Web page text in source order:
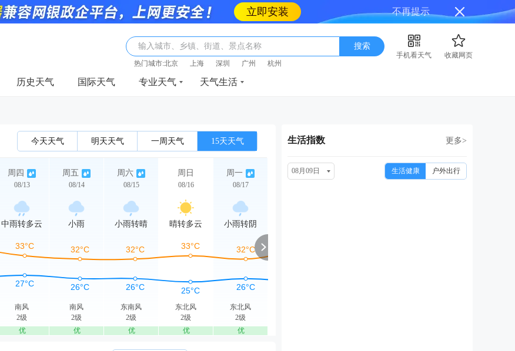
立即安装 不再提示
输入城市、乡镇、街道、景点名称 搜索
手机看天气
收藏网页
热门城市:北京 上海 深圳 广州 杭州
历史天气 国际天气 专业天气 天气生活
今天天气 明天天气 一周天气 15天天气
周四
08/13
中雨转多云
南风
2级
优
周五
08/14
小雨
南风
2级
优
周六
08/15
小雨转晴
东南风
2级
优
周日
08/16
晴转多云
东北风
2级
优
周一
08/17
小雨转阴
东北风
2级
优
周二 周四 周五
生活指数 更多>
08月09日 生活健康 户外出行